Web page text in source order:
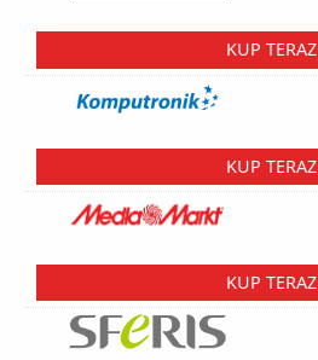
KUP TERAZ
KUP TERAZ
KUP TERAZ